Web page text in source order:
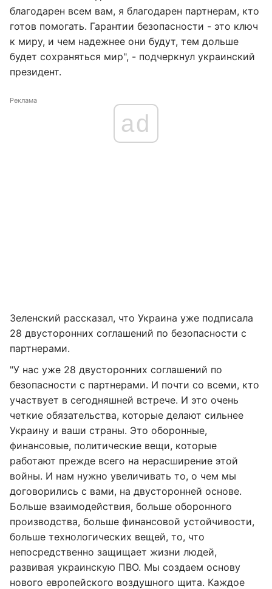
благодарен всем вам, я благодарен партнерам, кто
готов помогать. Гарантии безопасности - это ключ
к миру, и чем надежнее они будут, тем дольше
будет сохраняться мир", - подчеркнул украинский
президент.
Реклама
ad
Зеленский рассказал, что Украина уже подписала
28 двусторонних соглашений по безопасности с
партнерами.
"У нас уже 28 двусторонних соглашений по
безопасности с партнерами. И почти со всеми, кто
участвует в сегодняшней встрече. И это очень
четкие обязательства, которые делают сильнее
Украину и ваши страны. Это оборонные,
финансовые, политические вещи, которые
работают прежде всего на нерасширение этой
войны. И нам нужно увеличивать то, о чем мы
договорились с вами, на двусторонней основе.
Больше взаимодействия, больше оборонного
производства, больше финансовой устойчивости,
больше технологических вещей, то, что
непосредственно защищает жизни людей,
развивая украинскую ПВО. Мы создаем основу
нового европейского воздушного щита. Каждое